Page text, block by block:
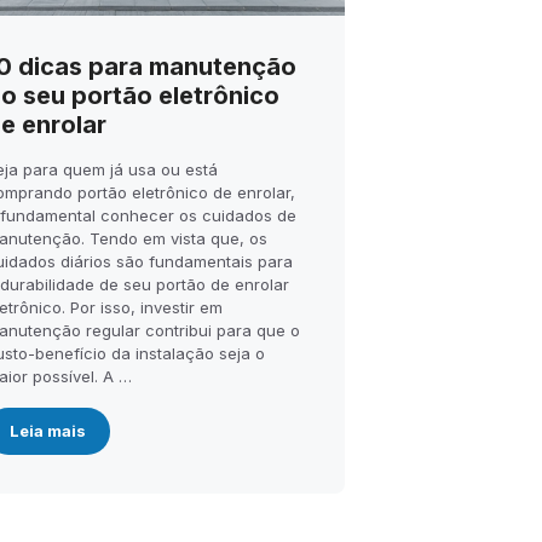
dicas para manutenção
seu portão eletrônico
enrolar
para quem já usa ou está
portão eletrônico de enrolar,
conhecer os cuidados de
Tendo em vista que, os
diários são fundamentais para
de seu portão de enrolar
Por isso, investir em
regular contribui para que o
benefício da instalação seja o
possível. A …
Leia mais